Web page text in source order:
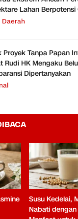
Lahan Berpotensi
Daerah
Proyek Tanpa Papan
Rudi HK Mengaku
Dipertanyakan
Susu Kedelai,
Nabati